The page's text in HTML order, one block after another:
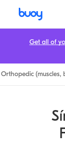
Orthopedic (muscles,
Get all of